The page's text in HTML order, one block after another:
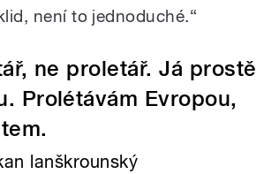
není to jednoduché.“
ne proletář. Já prostě
Prolétávám Evropou,
lanškrounský